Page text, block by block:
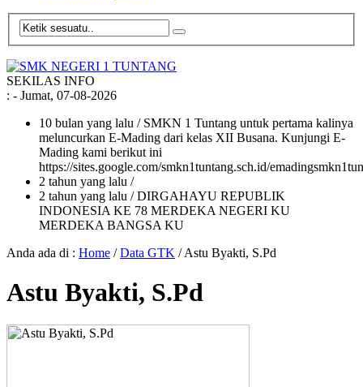
SEKILAS INFO
: - Jumat, 07-08-2026
10 bulan yang lalu / SMKN 1 Tuntang untuk pertama kalinya
meluncurkan E-Mading dari kelas XII Busana. Kunjungi E-
Mading kami berikut ini
https://sites.google.com/smkn1tuntang.sch.id/
2 tahun yang lalu /
2 tahun yang lalu / DIRGAHAYU REPUBLIK
INDONESIA KE 78 MERDEKA NEGERI KU
MERDEKA BANGSA KU
Anda ada di : Home /Data GTK /Astu Byakti, S.Pd
Astu Byakti, S.Pd